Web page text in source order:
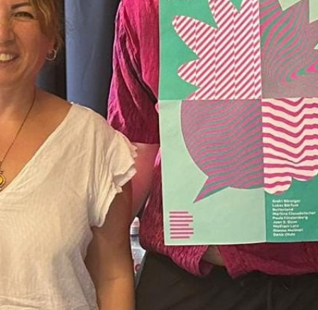
00:00 01:01:39
PODCAST ABONNIEREN
Details zum PodcastNosotras Radio